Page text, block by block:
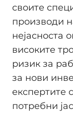
своите
производи
нејасноста
високите
ризик за
за нови
експертите
потребни